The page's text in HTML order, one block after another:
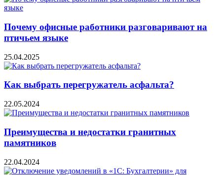
Почему офисные работники разговаривают на
птичьем языке
25.04.2025
Как выбрать перегружатель асфальта?
22.05.2024
Преимущества и недостатки гранитных
памятников
22.04.2024